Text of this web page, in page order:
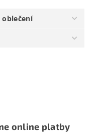
oblečení
online platby